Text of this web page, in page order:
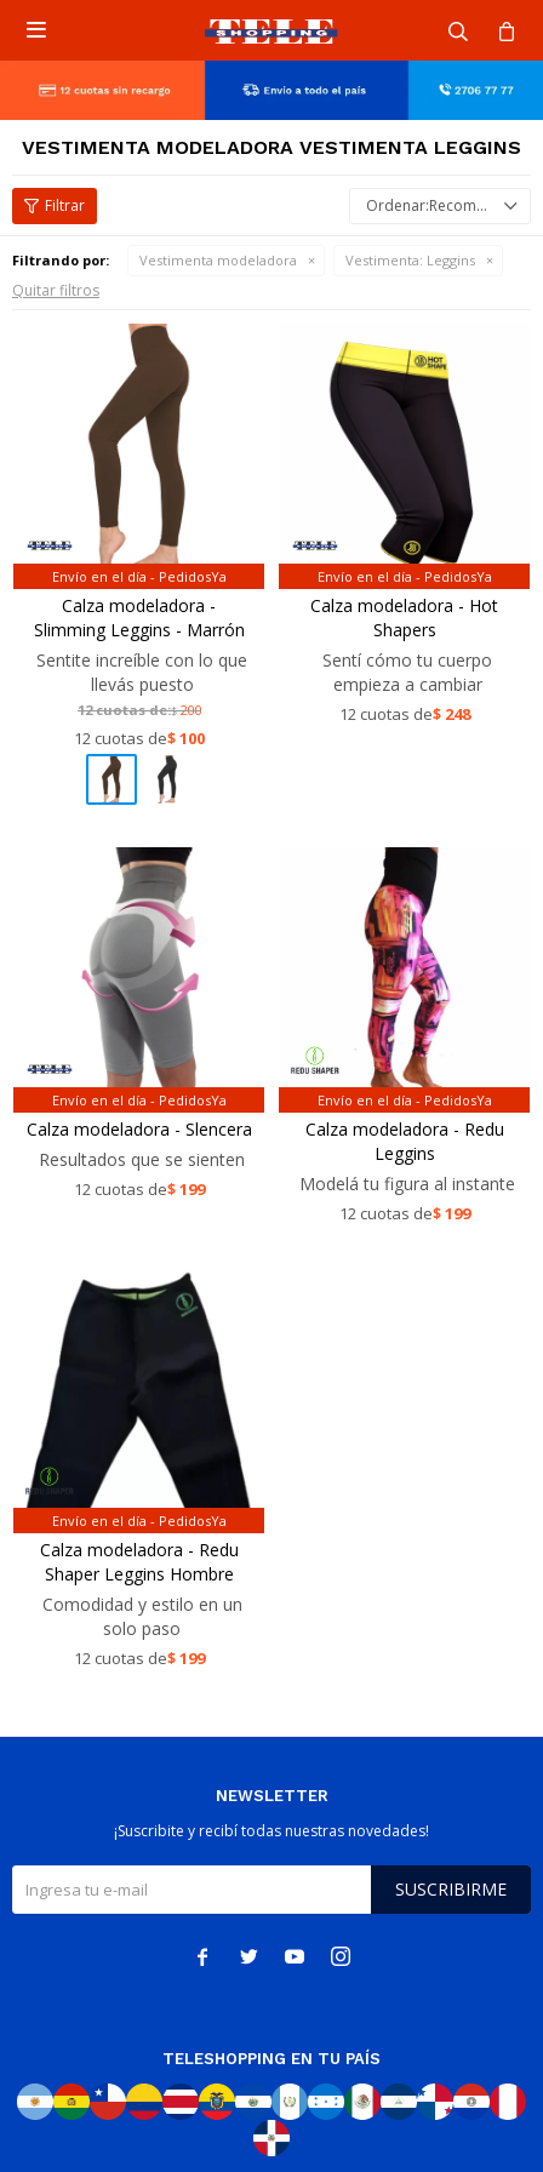

VESTIMENTA MODELADORA VESTIMENTA LEGGINS
Recomendados
Filtrando por: Vestimenta modeladora Vestimenta: Leggins
Quitar filtros
Envío en el día - PedidosYa
Calza modeladora -
Slimming Leggins - Marrón
Sentite increíble con lo que
llevás puesto
12 cuotas de:$200
12 cuotas de$100
Envío en el día - PedidosYa
Calza modeladora - Hot
Shapers
Sentí cómo tu cuerpo
empieza a cambiar
12 cuotas de$ 248
Envío en el día - PedidosYa
Calza modeladora - Slencera
Resultados que se sienten
12 cuotas de$199
Envío en el día - PedidosYa
Calza modeladora - Redu
Leggins
Modelá tu figura al instante
12 cuotas de$199
Envío en el día - PedidosYa
Calza modeladora - Redu
Shaper Leggins Hombre
Comodidad y estilo en un
solo paso
12 cuotas de$199
NEWSLETTER
¡Suscribite y recibí todas nuestras novedades!
SUSCRIBIRME
   
TELESHOPPING EN TU PAÍS